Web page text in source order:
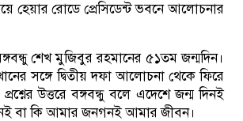
হেয়ার রোডে প্রেসিডেন্ট ভবনে আলোচনার
শেখ মুজিবুর রহমানের ৫১তম জন্মদিন।
সঙ্গে দ্বিতীয় দফা আলোচনা থেকে ফিরে
উত্তরে বঙ্গবন্ধু বলে এদেশে জন্ম দিনই
বা কি আমার জনগনই আমার জীবন।